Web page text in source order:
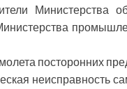
Министерства
посторонних
неисправность